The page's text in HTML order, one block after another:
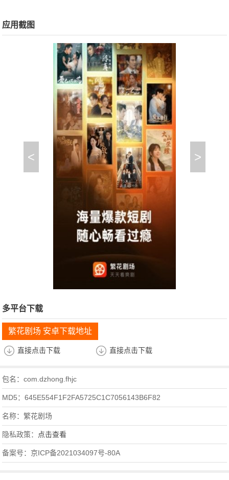
应用截图
< >
多平台下载
繁花剧场 安卓下载地址
直接点击下载 直接点击下载
包名：com.dzhong.fhjc
MD5：645E554F1F2FA5725C1C7056143B6F82
名称：繁花剧场
隐私政策： 点击查看
备案号：京ICP备2021034097号-80A